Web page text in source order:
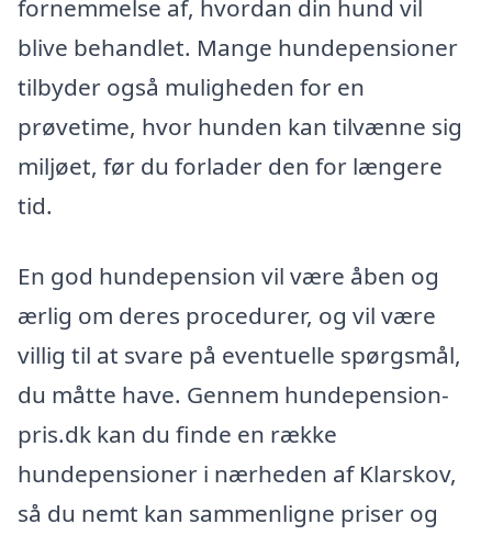
fornemmelse af, hvordan din hund vil
blive behandlet. Mange hundepensioner
tilbyder også muligheden for en
prøvetime, hvor hunden kan tilvænne sig
miljøet, før du forlader den for længere
tid.
En god hundepension vil være åben og
ærlig om deres procedurer, og vil være
villig til at svare på eventuelle spørgsmål,
du måtte have. Gennem hundepension-
pris.dk kan du finde en række
hundepensioner i nærheden af Klarskov,
så du nemt kan sammenligne priser og